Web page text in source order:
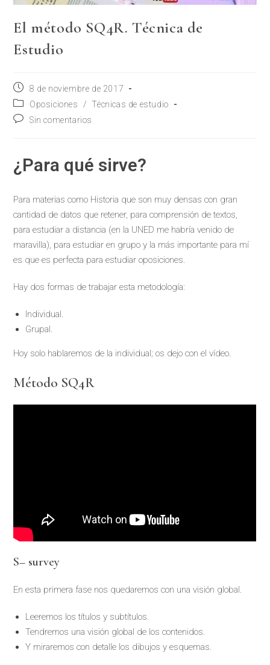
El método SQ4R. Técnica de
Estudio
8 de noviembre de 2017
Oposiciones
/ Técnicas de estudio
Sin comentarios
¿Para qué sirve?
Para materias como Historia que son muy densas con gran
cantidad de datos que retener, para comprensión de textos,
para estudiar a distancia (en la UNED me habría venido de
maravilla), para estudiar en grupo y la más importante para mí
es que es perfecta para estudiar oposiciones.
Hay dos formas de trabajar esta metodología:
Individual.
Grupal.
Hoy solo hablaremos de la individual; os dejo con el vídeo.
Método SQ4R
S– survey
En esta primera fase nos quedaremos con una visión global.
Leeremos los títulos y subtítulos.
Tendremos una visión global de los contenidos.
Y miraremos con detalle los dibujos y esquemas.